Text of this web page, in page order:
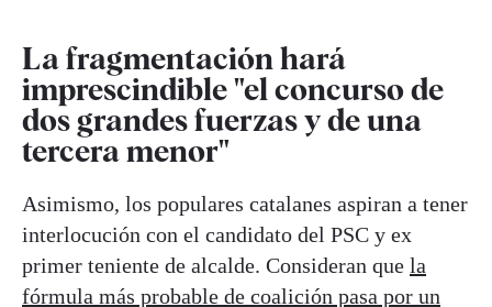
La fragmentación hará
imprescindible "el concurso de
dos grandes fuerzas y de una
tercera menor"
Asimismo, los populares catalanes aspiran a tener
interlocución con el candidato del PSC y ex
primer teniente de alcalde. Consideran que la
fórmula más probable de coalición pasa por un